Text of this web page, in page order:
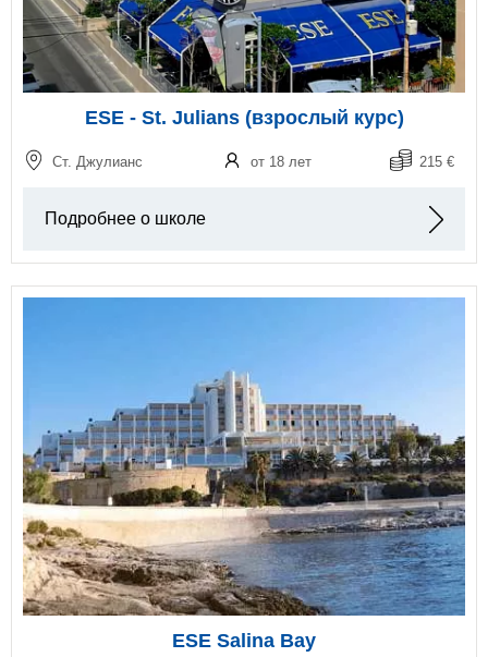
ESE - St. Julians (взрослый курс)
Ст. Джулианс от 18 лет 215 €
Подробнее о школе
ESE Salina Bay